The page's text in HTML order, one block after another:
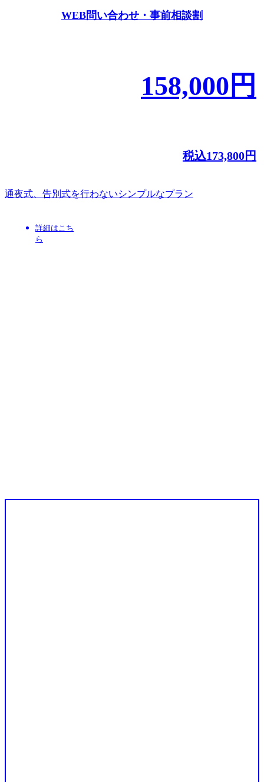
WEB問い合わせ・事前相談割
158,000 円
税込173,800円
通夜式、告別式を行わないシンプルなプラン
詳細はこち
ら